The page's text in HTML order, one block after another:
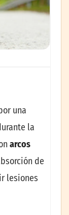
una
la
arcos
de
lesiones